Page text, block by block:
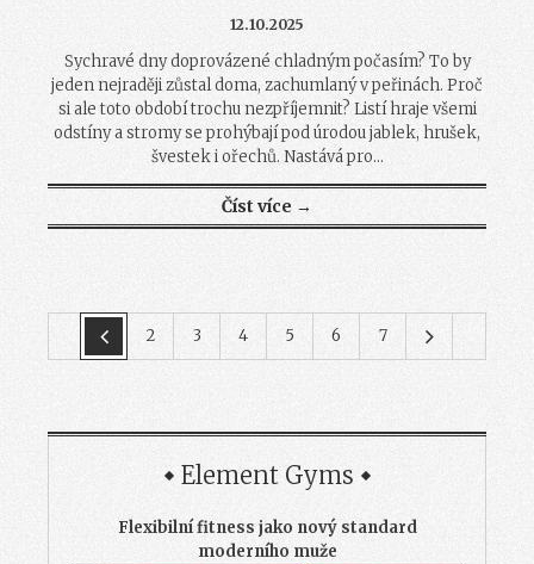
12.10.2025
Sychravé dny doprovázené chladným počasím? To by
jeden nejraději zůstal doma, zachumlaný v peřinách. Proč
si ale toto období trochu nezpříjemnit? Listí hraje všemi
odstíny a stromy se prohýbají pod úrodou jablek, hrušek,
švestek i ořechů. Nastává pro...
Číst více →
2 3 4 5 6 7
Element Gyms
Flexibilní fitness jako nový standard
moderního muže